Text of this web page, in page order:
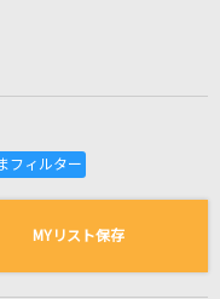
る曲の一覧
MYリスト保存